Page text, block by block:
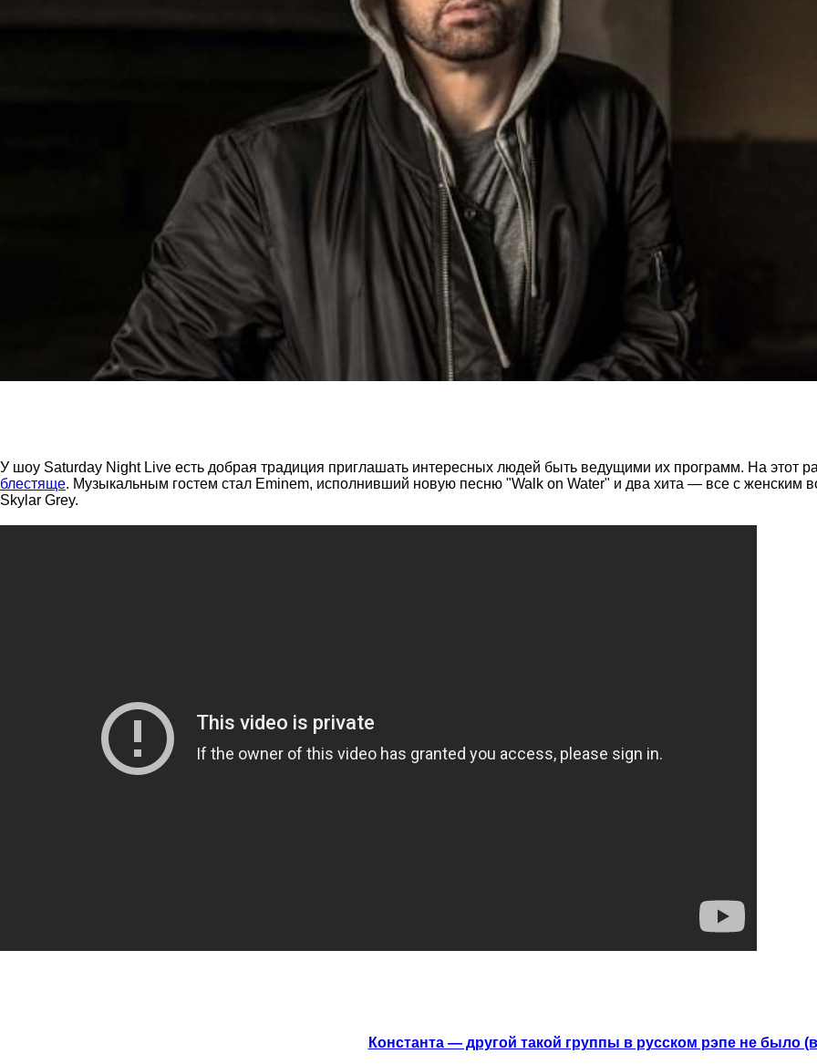
У шоу Saturday Night Live есть добрая традиция приглашать интересных людей быть ведущими их программ. На этот
блестяще. Музыкальным гостем стал Eminem, исполнивший новую песню "Walk on Water" и два хита — все с женским
Skylar Grey.
Константа — другой такой группы в русском рэпе не было